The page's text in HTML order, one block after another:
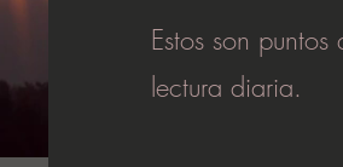
Estos son
lectura diaria.